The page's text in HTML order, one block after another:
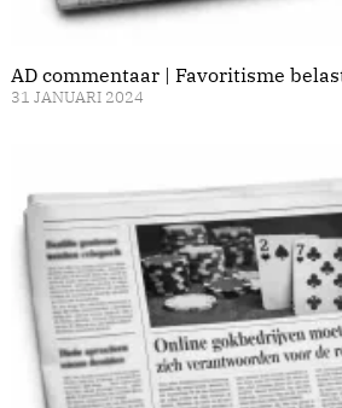
AD commentaar | Favoritisme
31 JANUARI 2024